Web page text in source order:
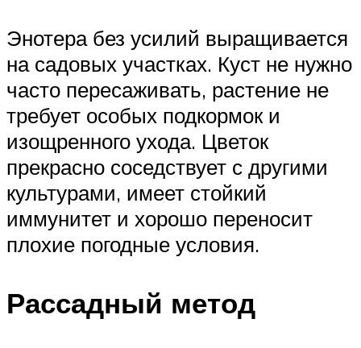
Энотера без усилий выращивается
на садовых участках. Куст не нужно
часто пересаживать, растение не
требует особых подкормок и
изощренного ухода. Цветок
прекрасно соседствует с другими
культурами, имеет стойкий
иммунитет и хорошо переносит
плохие погодные условия.
Рассадный метод